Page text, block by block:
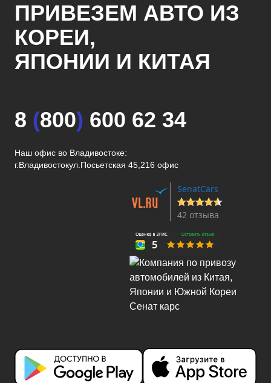
ПРИВЕЗЕМ АВТО ИЗ
КОРЕИ,
ЯПОНИИ И КИТАЯ
8 (800) 600 62 34
Наш офис во Владивостоке:
г.Владивостокул.Посьетская 45,216 офис
SenatCars
42 отзыва